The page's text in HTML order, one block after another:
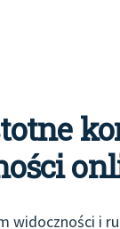
widoczności i